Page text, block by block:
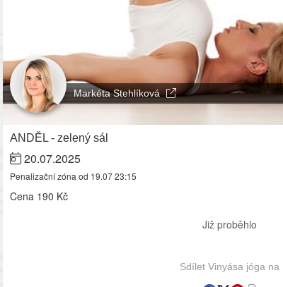
Markéta Stehlíková
ANDĚL - zelený sál
20.07.2025
Penalizační zóna od 19.07 23:15
Cena 190 Kč
Již proběhlo
Sdílet Vinyása jóga na